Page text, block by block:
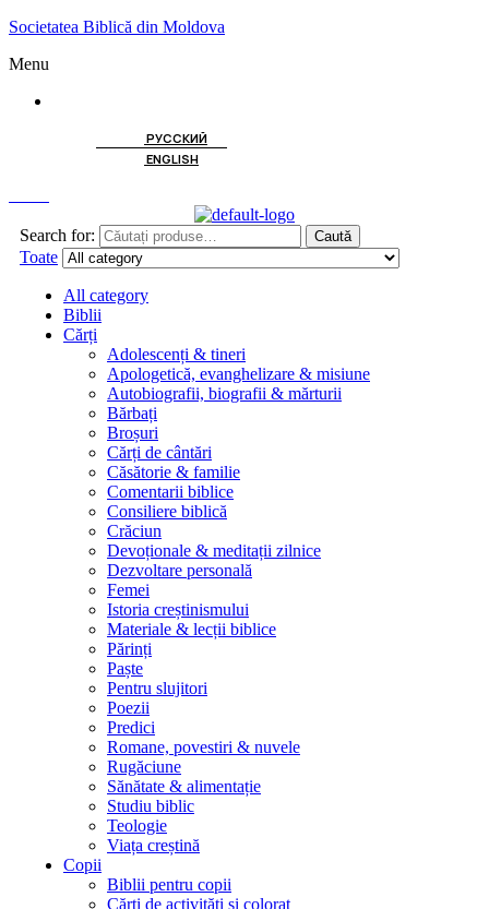
Societatea Biblică din Moldova
Menu
РУССКИЙ
ENGLISH
Search for: Caută
Toate
All category
Biblii
Cărți
Adolescenți & tineri
Apologetică, evanghelizare & misiune
Autobiografii, biografii & mărturii
Bărbați
Broșuri
Cărți de cântări
Căsătorie & familie
Comentarii biblice
Consiliere biblică
Crăciun
Devoționale & meditații zilnice
Dezvoltare personală
Femei
Istoria creștinismului
Materiale & lecții biblice
Părinți
Paște
Pentru slujitori
Poezii
Predici
Romane, povestiri & nuvele
Rugăciune
Sănătate & alimentație
Studiu biblic
Teologie
Viața creștină
Copii
Biblii pentru copii
Cărți de activități și colorat